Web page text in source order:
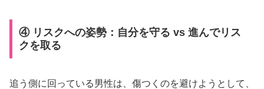
④ リスクへの姿勢：自分を守る vs 進んでリス
クを取る
追う側に回っている男性は、傷つくのを避けようとして、